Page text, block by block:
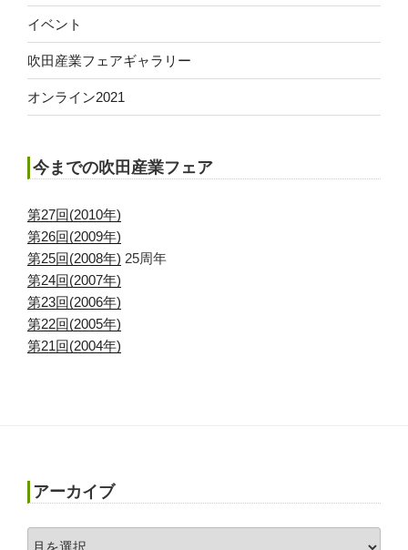
イベント
吹田産業フェアギャラリー
オンライン2021
今までの吹田産業フェア
第27回(2010年)
第26回(2009年)
第25回(2008年) 25周年
第24回(2007年)
第23回(2006年)
第22回(2005年)
第21回(2004年)
アーカイブ